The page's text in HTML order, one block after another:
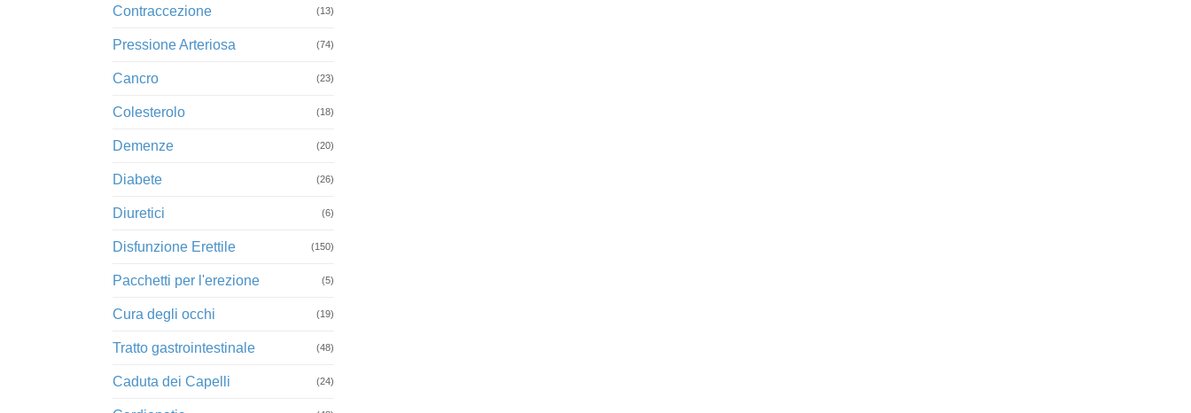
Contraccezione (13)
Pressione Arteriosa (74)
Cancro (23)
Colesterolo (18)
Demenze (20)
Diabete (26)
Diuretici (6)
Disfunzione Erettile (150)
Pacchetti per l'erezione (5)
Cura degli occhi (19)
Tratto gastrointestinale (48)
Caduta dei Capelli (24)